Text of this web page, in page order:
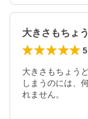
5
大きさもちょう
しまうのには、
れません。